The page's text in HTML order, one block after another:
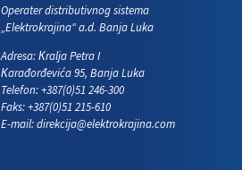
Operater distributivnog sistema
„Elektrokrajina“ a.d. Banja Luka
Adresa: Кralja Petra I
Кarađorđevića 95, Banja Luka
Telefon: +387(0)51 246-300
Faks: +387(0)51 215-610
E-mail:direkcija@elektrokrajina.com